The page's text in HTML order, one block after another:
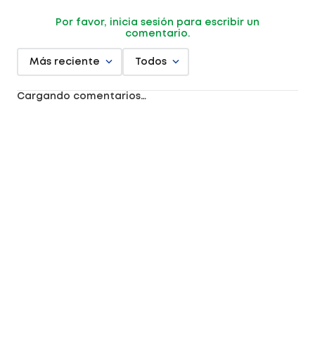
Por favor, inicia sesión para escribir un
comentario.
Más reciente Todos
Cargando comentarios…